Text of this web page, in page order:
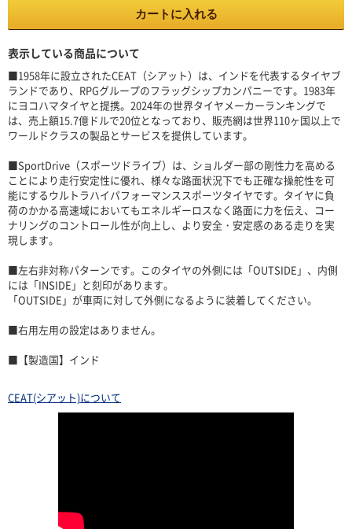
カートに入れる
表示している商品について
■1958年に設立されたCEAT（シアット）は、インドを代表するタイヤブ
ランドであり、RPGグループのフラッグシップカンパニーです。1983年
にヨコハマタイヤと提携。2024年の世界タイヤメーカーランキングで
は、売上額15.7億ドルで20位となっており、販売網は世界110ヶ国以上で
ワールドクラスの製品とサービスを提供しています。
■SportDrive（スポーツドライブ）は、ショルダー部の剛性力を高める
ことにより走行安定性に優れ、様々な路面状況下でも正確な操舵性を可
能にするウルトラハイパフォーマンススポーツタイヤです。タイヤに負
荷のかかる高速域においてもエネルギーロスなく路面に力を伝え、コー
ナリングのコントロール性が向上し、より安全・安定感のある走りを実
現します。
■左右非対称パターンです。このタイヤの外側には「OUTSIDE」、内側
には「INSIDE」と刻印があります。
「OUTSIDE」が車両に対して外側になるように装着してください。
■右用左用の設定はありません。
■【製造国】インド
CEAT(シアット)について